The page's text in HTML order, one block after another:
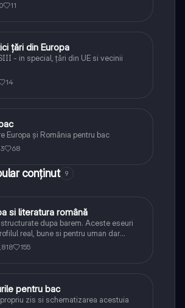
11
țări din Europa
- in special, țări din UE si vecinii
14
Europa și România pentru bac
68
conținut 9
română
si literatura română
dupa barem. Aceste eseuri
real, bune si pentru uman dar
dintre personaje si caracrerizarile.
155
română
pentru bac
zis si schematizarea acestuia